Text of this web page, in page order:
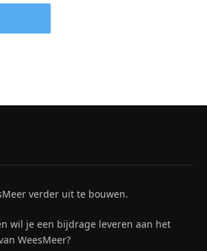
verder uit te bouwen.
wil je een bijdrage leveren aan het
WeesMeer?